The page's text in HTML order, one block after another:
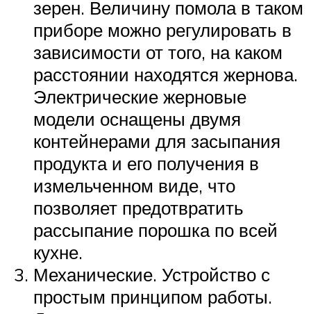
зерен. Величину помола в таком
приборе можно регулировать в
зависимости от того, на каком
расстоянии находятся жернова.
Электрические жерновые
модели оснащены двумя
контейнерами для засыпания
продукта и его получения в
измельченном виде, что
позволяет предотвратить
рассыпание порошка по всей
кухне.
Механические. Устройство с
простым принципом работы.